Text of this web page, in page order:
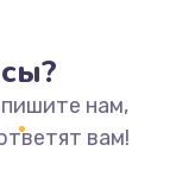
нам,
вам!